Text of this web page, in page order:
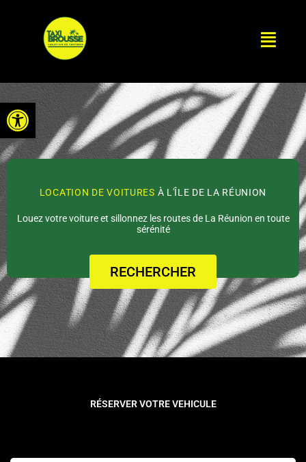
Ouvrir la barre d’outils
Menu
LOCATION DE VOITURES À L'ÎLE DE LA RÉUNION
Louez votre voiture et sillonnez les routes de La Réunion en toute
sérénité
RECHERCHER
RÉSERVER VOTRE VEHICULE